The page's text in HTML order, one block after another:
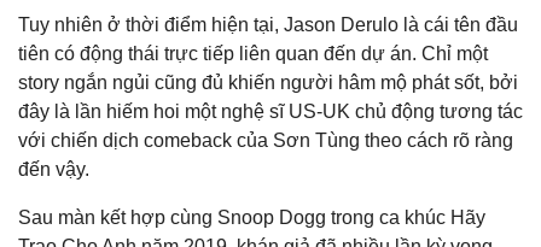
Tuy nhiên ở thời điểm hiện tại, Jason Derulo là cái tên đầu
tiên có động thái trực tiếp liên quan đến dự án. Chỉ một
story ngắn ngủi cũng đủ khiến người hâm mộ phát sốt, bởi
đây là lần hiếm hoi một nghệ sĩ US-UK chủ động tương tác
với chiến dịch comeback của Sơn Tùng theo cách rõ ràng
đến vậy.
Sau màn kết hợp cùng Snoop Dogg trong ca khúc Hãy